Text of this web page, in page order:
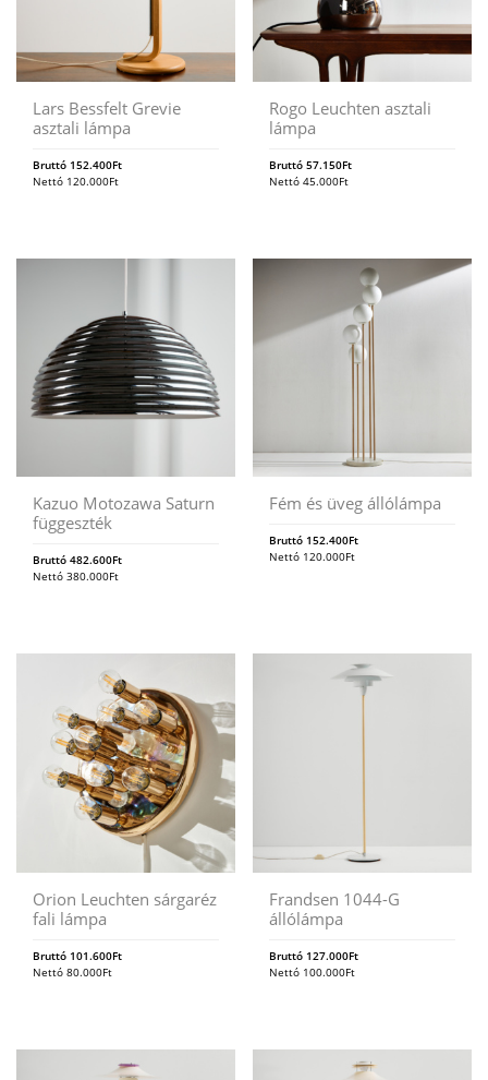
Lars Bessfelt Grevie
asztali lámpa
Bruttó 152.400Ft
Nettó 120.000Ft
Rogo Leuchten asztali
lámpa
Bruttó57.150Ft
Nettó45.000Ft
Kazuo Motozawa Saturn
függeszték
Bruttó 482.600Ft
Nettó 380.000Ft
Fém és üveg állólámpa
Bruttó 152.400Ft
Nettó 120.000Ft
Orion Leuchten sárgaréz
fali lámpa
Bruttó 101.600Ft
Nettó 80.000Ft
Frandsen 1044-G
állólámpa
Bruttó 127.000Ft
Nettó 100.000Ft